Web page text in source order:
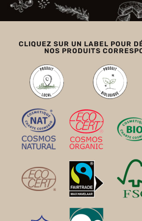
CLIQUEZ SUR UN LABEL POUR
NOS PRODUITS